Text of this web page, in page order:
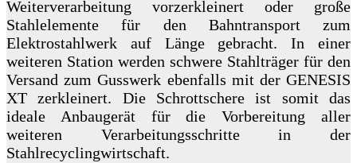
Weiterverarbeitung vorzerkleinert oder große
Stahlelemente für den Bahntransport zum
Elektrostahlwerk auf Länge gebracht. In einer
weiteren Station werden schwere Stahlträger für den
Versand zum Gusswerk ebenfalls mit der GENESIS
XT zerkleinert. Die Schrottschere ist somit das
ideale Anbaugerät für die Vorbereitung aller
weiteren Verarbeitungsschritte in der
Stahlrecyclingwirtschaft.